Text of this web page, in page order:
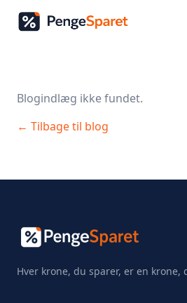
Blogindlæg ikke fundet.
← Tilbage til blog
Hver krone, du sparer, er en krone,